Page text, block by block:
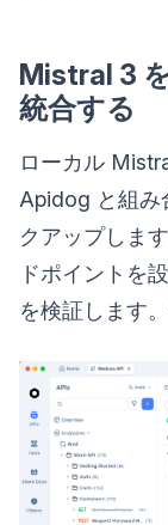
Mistral 3
統合する
ローカル
Apidog と組み
クアップしま
ドポイントを
を検証します